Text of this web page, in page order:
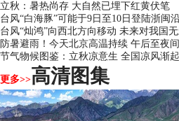
立秋：暑热尚存 大自然已埋下红黄伏笔
台风“白海豚”可能于9日至10日登陆浙闽
台风“灿鸿”向西北方向移动 未来对我国
防暑避雨！今天北京高温持续 午后至夜
节气物候图鉴：立秋凉意生 全国凉风渐
更多>>高清图集